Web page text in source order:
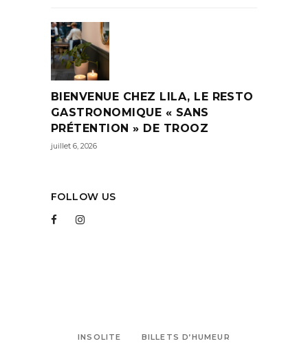
BIENVENUE CHEZ LILA, LE RESTO
GASTRONOMIQUE « SANS
PRÉTENTION » DE TROOZ
juillet 6, 2026
FOLLOW US
INSOLITE BILLETS D’HUMEUR